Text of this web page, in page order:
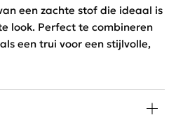
een zachte stof die ideaal is
look. Perfect te combineren
een trui voor een stijlvolle,